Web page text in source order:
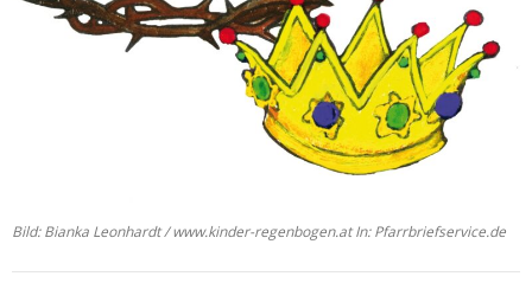
Bild: Bianka Leonhardt / www.kinder-regenbogen.at In: Pfarrbriefservice.de